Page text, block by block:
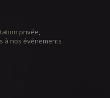
privée,
à nos événements